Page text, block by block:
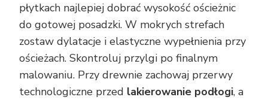
płytkach najlepiej dobrać wysokość ościeżnic
do gotowej posadzki. W mokrych strefach
zostaw dylatacje i elastyczne wypełnienia przy
ościeżach. Skontroluj przylgi po finalnym
malowaniu. Przy drewnie zachowaj przerwy
technologiczne przed lakierowanie podłogi, a